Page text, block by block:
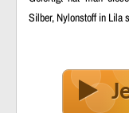
Silber, Nylonstoff in Lila